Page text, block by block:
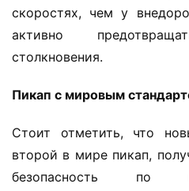
с
к
а
т
м
о
скоростях, чем у
активно
столкновения.
Пикап с мировым
Стоит отметить, что
второй в мире пикап,
безопасность по